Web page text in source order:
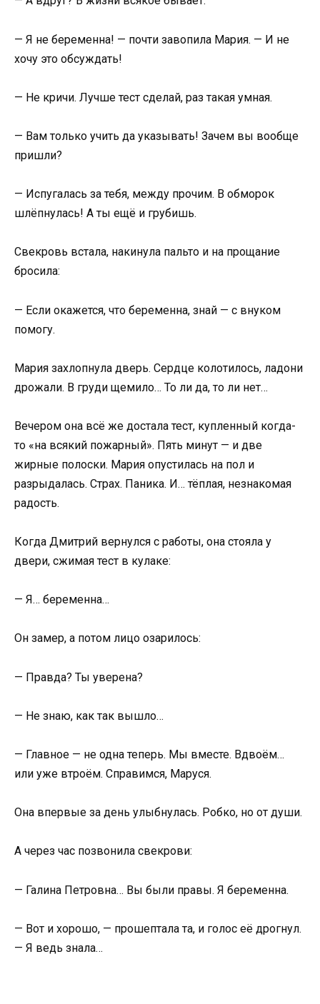
— Я не беременна! — почти завопила Мария. — И не
хочу это обсуждать!
— Не кричи. Лучше тест сделай, раз такая умная.
— Вам только учить да указывать! Зачем вы вообще
пришли?
— Испугалась за тебя, между прочим. В обморок
шлёпнулась! А ты ещё и грубишь.
Свекровь встала, накинула пальто и на прощание
бросила:
— Если окажется, что беременна, знай — с внуком
помогу.
Мария захлопнула дверь. Сердце колотилось, ладони
дрожали. В груди щемило… То ли да, то ли нет…
Вечером она всё же достала тест, купленный когда-
то «на всякий пожарный». Пять минут — и две
жирные полоски. Мария опустилась на пол и
разрыдалась. Страх. Паника. И… тёплая, незнакомая
радость.
Когда Дмитрий вернулся с работы, она стояла у
двери, сжимая тест в кулаке:
— Я… беременна…
Он замер, а потом лицо озарилось:
— Правда? Ты уверена?
— Не знаю, как так вышло…
— Главное — не одна теперь. Мы вместе. Вдвоём…
или уже втроём. Справимся, Маруся.
Она впервые за день улыбнулась. Робко, но от души.
А через час позвонила свекрови:
— Галина Петровна… Вы были правы. Я беременна.
— Вот и хорошо, — прошептала та, и голос её дрогнул.
— Я ведь знала…